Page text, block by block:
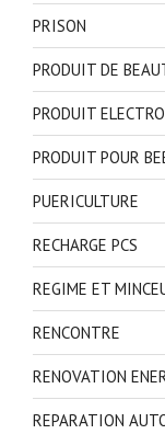
PRISON
PRODUIT DE
PRODUIT
PRODUIT POUR
PUERICULTURE
RECHARGE PCS
REGIME ET
RENCONTRE
RENOVATION
REPARATION